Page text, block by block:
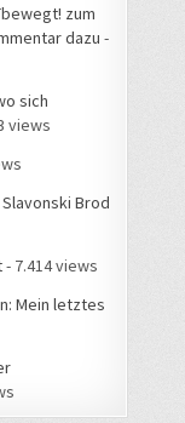
zum
dazu -
sich
views
Brod
- 7.414 views
Mein letztes